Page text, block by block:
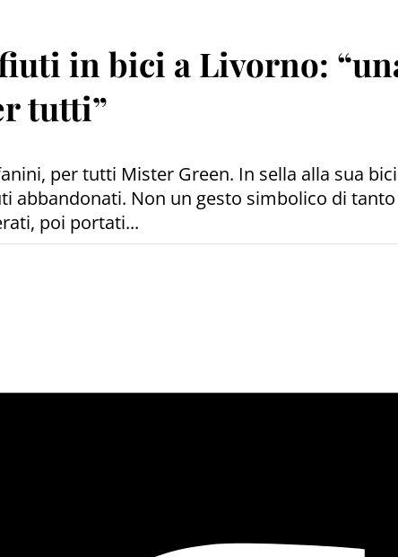
in bici a Livorno:
tutti”
per tutti Mister Green. In sella alla sua
Non un gesto simbolico di tanto
poi portati...